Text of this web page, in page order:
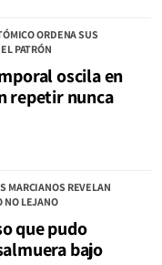
ORDENA SUS
PATRÓN
oscila en
repetir nunca
MARCIANOS REVELAN
NO LEJANO
que pudo
bajo